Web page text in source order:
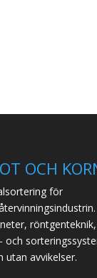
OCH
för
röntgenteknik,
och
utan avvikelser.